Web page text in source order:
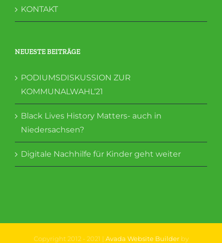
KONTAKT
NEUESTE BEITRÄGE
PODIUMSDISKUSSION ZUR
KOMMUNALWAHL‘21
Black Lives History Matters- auch in
Niedersachsen?
Digitale Nachhilfe für Kinder geht weiter
Copyright 2012 - 2021 | Avada Website Builderby